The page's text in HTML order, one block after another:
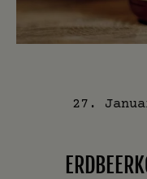
27.